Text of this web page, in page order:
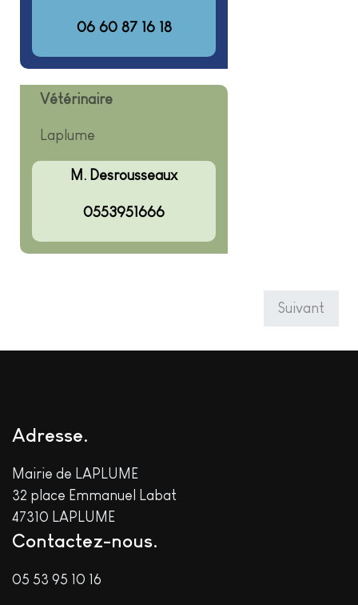
06 60 87 16 18
Vétérinaire
Laplume
M. Desrousseaux
0553951666
Suivant
Adresse
Mairie de LAPLUME
32 place Emmanuel Labat
47310 LAPLUME
Contactez-nous
05 53 95 10 16